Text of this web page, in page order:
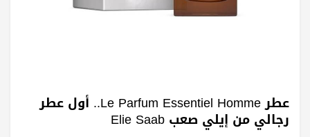
عطر Le Parfum Essentiel Homme.. أول عطر
رجالي من إيلي صعب Elie Saab